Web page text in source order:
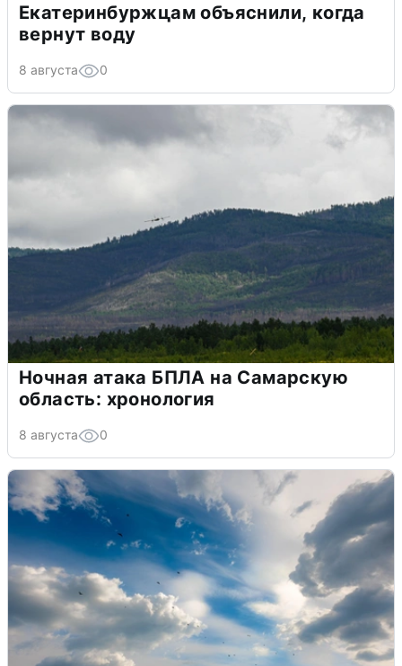
Екатеринбуржцам объяснили, когда
вернут воду
8 августа 0
Ночная атака БПЛА на Самарскую
область: хронология
8 августа 0